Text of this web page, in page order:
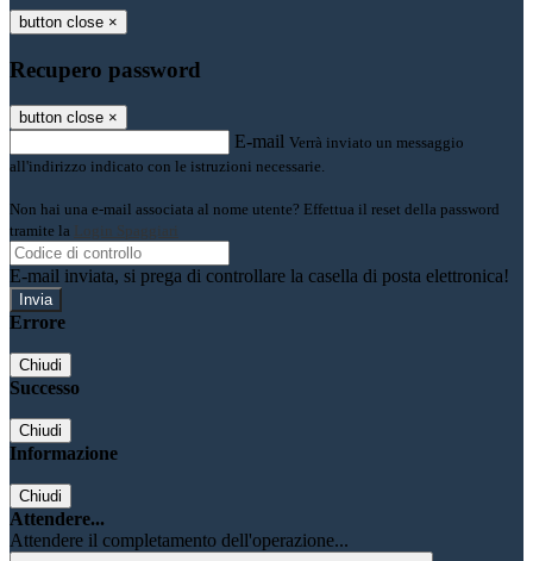
button close ×
Recupero password
button close ×
E-mail Verrà inviato un messaggio
all'indirizzo indicato con le istruzioni necessarie.
Non hai una e-mail associata al nome utente? Effettua il reset della password
tramite la Login Spaggiari
E-mail inviata, si prega di controllare la casella di posta elettronica!
Errore
Chiudi
Successo
Chiudi
Informazione
Chiudi
Attendere...
Attendere il completamento dell'operazione...